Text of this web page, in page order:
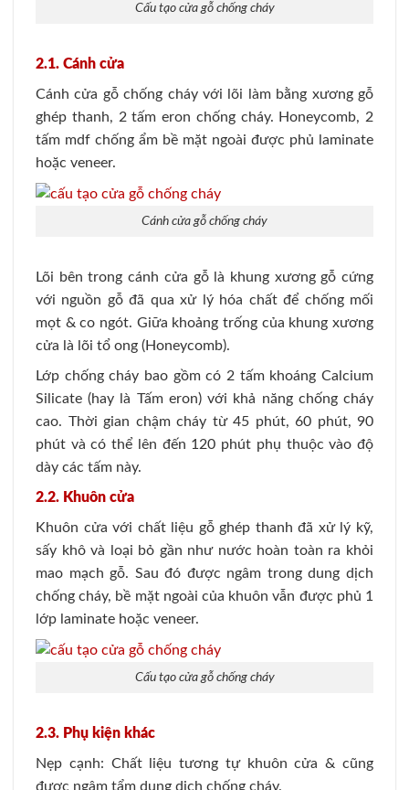
Cấu tạo cửa gỗ chống cháy
2.1. Cánh cửa
Cánh cửa gỗ chống cháy với lõi làm bằng xương gỗ
ghép thanh, 2 tấm eron chống cháy. Honeycomb, 2
tấm mdf chống ẩm bề mặt ngoài được phủ laminate
hoặc veneer.
Cánh cửa gỗ chống cháy
Lõi bên trong cánh cửa gỗ là khung xương gỗ cứng
với nguồn gỗ đã qua xử lý hóa chất để chống mối
mọt & co ngót. Giữa khoảng trống của khung xương
cửa là lõi tổ ong (Honeycomb).
Lớp chống cháy bao gồm có 2 tấm khoáng Calcium
Silicate (hay là Tấm eron) với khả năng chống cháy
cao. Thời gian chậm cháy từ 45 phút, 60 phút, 90
phút và có thể lên đến 120 phút phụ thuộc vào độ
dày các tấm này.
2.2. Khuôn cửa
Khuôn cửa với chất liệu gỗ ghép thanh đã xử lý kỹ,
sấy khô và loại bỏ gần như nước hoàn toàn ra khỏi
mao mạch gỗ. Sau đó được ngâm trong dung dịch
chống cháy, bề mặt ngoài của khuôn vẫn được phủ 1
lớp laminate hoặc veneer.
Cấu tạo cửa gỗ chống cháy
2.3. Phụ kiện khác
Nẹp cạnh: Chất liệu tương tự khuôn cửa & cũng
được ngâm tẩm dung dịch chống cháy.